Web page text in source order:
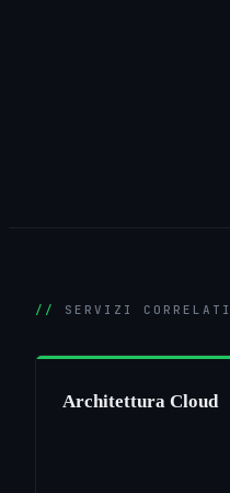
SERVIZI CORRELATI
Architettura Cloud